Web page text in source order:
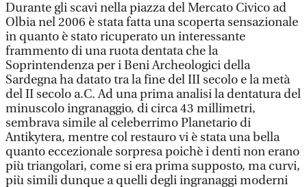
Durante gli scavi nella piazza del Mercato Civico ad
Olbia nel 2006 è stata fatta una scoperta sensazionale
in quanto è stato ricuperato un interessante
frammento di una ruota dentata che la
Soprintendenza per i Beni Archeologici della
Sardegna ha datato tra la fine del III secolo e la metà
del II secolo a.C. Ad una prima analisi la dentatura del
minuscolo ingranaggio, di circa 43 millimetri,
sembrava simile al celeberrimo Planetario di
Antikytera, mentre col restauro vi è stata una bella
quanto eccezionale sorpresa poichè i denti non erano
più triangolari, come si era prima supposto, ma curvi,
più simili dunque a quelli degli ingranaggi moderni